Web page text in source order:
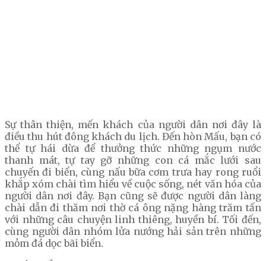
Sự thân thiện, mến khách của người dân nơi đây là
điều thu hút đông khách du lịch. Đến hòn Mấu, bạn có
thể tự hái dừa để thưởng thức những ngụm nước
thanh mát, tự tay gỡ những con cá mắc lưới sau
chuyến đi biển, cùng nấu bữa cơm trưa hay rong ruổi
khắp xóm chài tìm hiểu về cuộc sống, nét văn hóa của
người dân nơi đây. Bạn cũng sẽ được người dân làng
chài dẫn đi thăm nơi thờ cá ông nặng hàng trăm tấn
với những câu chuyện linh thiêng, huyền bí. Tối đến,
cùng người dân nhóm lửa nướng hải sản trên những
mỏm đá dọc bãi biển.